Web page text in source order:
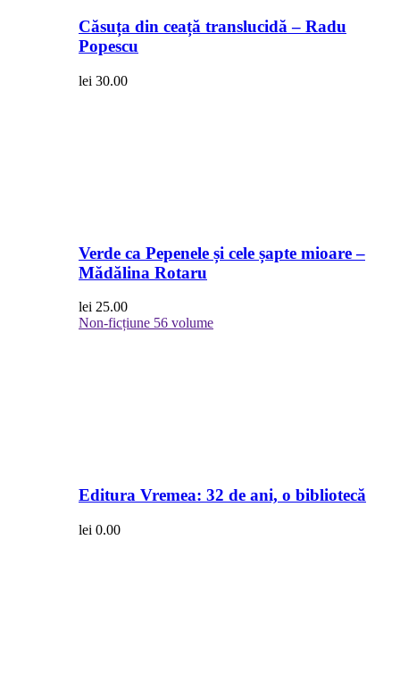
Căsuța din ceață translucidă – Radu
Popescu
lei 30.00
Verde ca Pepenele și cele șapte mioare –
Mădălina Rotaru
lei 25.00
Non-ficțiune 56 volume
Editura Vremea: 32 de ani, o bibliotecă
lei 0.00